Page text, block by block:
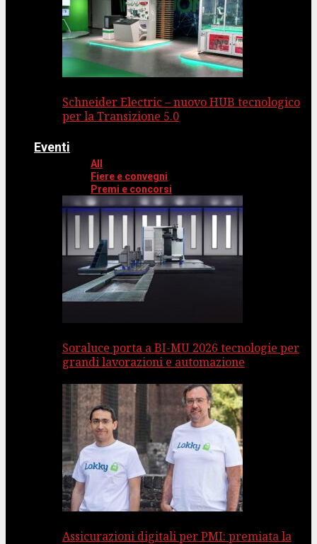
Schneider Electric – nuovo HUB tecnologico
per la Transizione 5.0
Eventi
All
Fiere e convegni
Premi e concorsi
Soraluce porta a BI-MU 2026 tecnologie per
grandi lavorazioni e automazione
Assicurazioni digitali per PMI: premiata la